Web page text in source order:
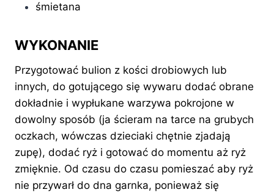
śmietana
WYKONANIE
Przygotować bulion z kości drobiowych lub
innych, do gotującego się wywaru dodać obrane
dokładnie i wypłukane warzywa pokrojone w
dowolny sposób (ja ścieram na tarce na grubych
oczkach, wówczas dzieciaki chętnie zjadają
zupę), dodać ryż i gotować do momentu aż ryż
zmięknie. Od czasu do czasu pomieszać aby ryż
nie przywarł do dna garnka, ponieważ się